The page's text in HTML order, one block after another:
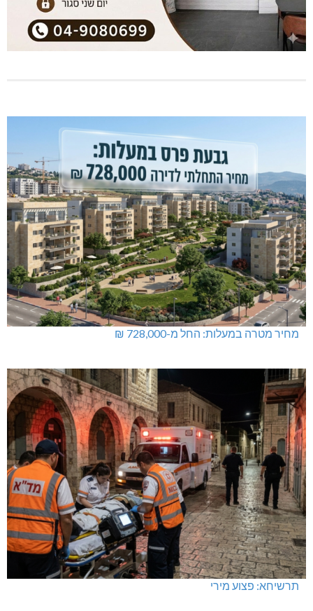
מחיר מטרה במעלות: החל מ-728,000 ₪
תרשיחא: פצוע מירי